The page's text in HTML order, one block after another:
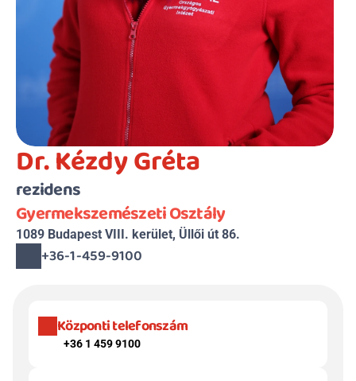
Dr. Kézdy Gréta
rezidens
Gyermekszemészeti Osztály
1089 Budapest VIII. kerület, Üllői út 86.
+36-1-459-9100
Központi telefonszám
+36 1 459 9100